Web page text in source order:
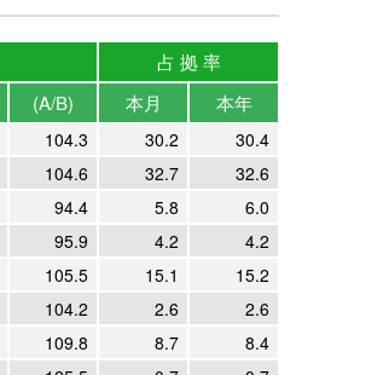
占 拠 率
(A/B) 本月 本年
104.3 30.2
30.4
104.6 32.7
32.6
94.4 5.8
6.0
95.9 4.2
4.2
105.5 15.1
15.2
104.2 2.6
2.6
109.8 8.7
8.4